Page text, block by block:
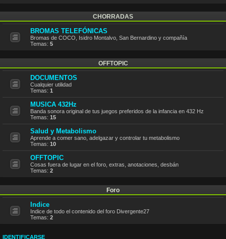
CHORRADAS
BROMAS TELEFÓNICAS
Bromas de COCO, Isidro Montalvo, San Bernardino y compañía
Temas: 5
OFFTOPIC
DOCUMENTOS
Cualquier utilidad
Temas: 1
MUSICA 432Hz
Banda sonora original de tus juegos preferidos de la infancia en 432 Hz
Temas: 15
Salud y Metabolismo
Aprende a comer sano, adelgazar y controlar tu metabolismo
Temas: 10
OFFTOPIC
Cosas fuera de lugar en el foro, extras, anotaciones, desbán
Temas: 2
Foro
Indice
Indice de todo el contenido del foro Divergente27
Temas: 2
IDENTIFICARSE